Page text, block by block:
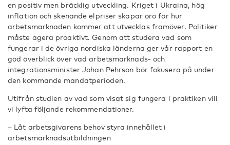
en positiv men bräcklig utveckling. Kriget i Ukraina, hög
inflation och skenande elpriser skapar oro för hur
arbetsmarknaden kommer att utvecklas framöver. Politiker
måste agera proaktivt. Genom att studera vad som
fungerar i de övriga nordiska länderna ger vår rapport en
god överblick över vad arbetsmarknads- och
integrationsminister Johan Pehrson bör fokusera på under
den kommande mandatperioden.
Utifrån studien av vad som visat sig fungera i praktiken vill
vi lyfta följande rekommendationer.
– Låt arbetsgivarens behov styra innehållet i
arbetsmarknadsutbildningen